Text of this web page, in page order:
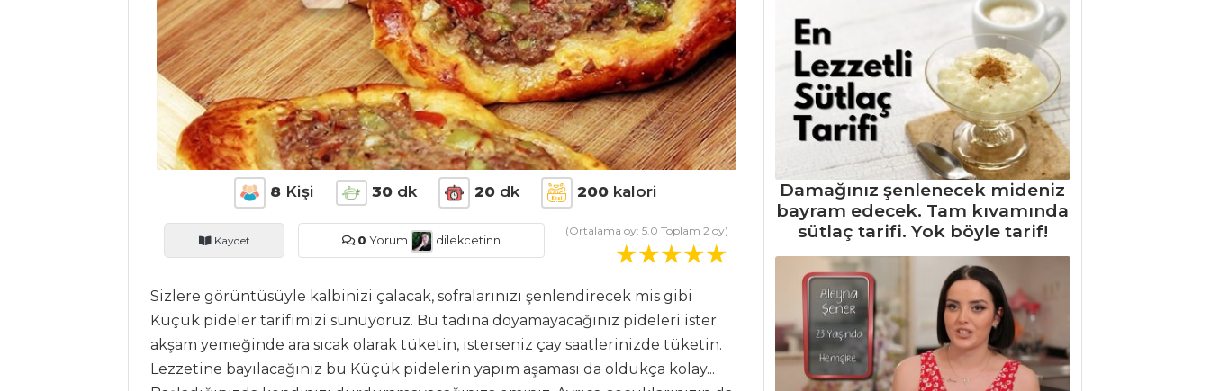
ŞEFİN TARİFLERİ
8 Kişi 30 dk 20 dk 200 kalori
Kaydet 0 Yorum dilekcetinn
(Ortalama oy: 5.0 Toplam 2oy)
Sizlere görüntüsüyle kalbinizi çalacak, sofralarınızı şenlendirecek mis gibi
Küçük pideler tarifimizi sunuyoruz. Bu tadına doyamayacağınız pideleri ister
akşam yemeğinde ara sıcak olarak tüketin, isterseniz çay saatlerinizde tüketin.
Lezzetine bayılacağınız bu Küçük pidelerin yapım aşaması da oldukça kolay...
Damağınız şenlenecek mideniz
bayram edecek. Tam kıvamında
sütlaç tarifi. Yok böyle tarif!